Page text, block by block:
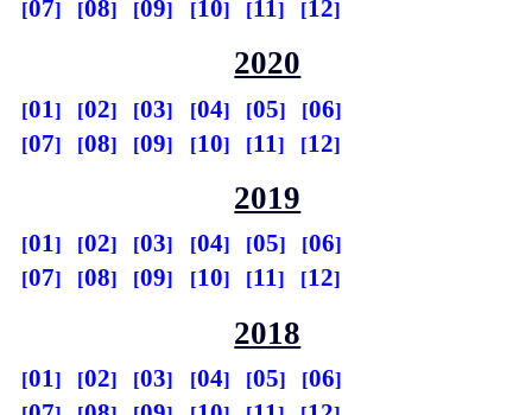
07 08 09 10 11 12
2020
01 02 03 04 05
06
07
08 09 10 11 12
2019
01 02 03 04 05
06
07
08 09 10 11 12
2018
01 02 03 04 05
06